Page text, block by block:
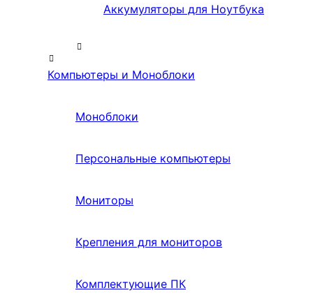
Аккумуляторы для Ноутбука
Компьютеры и Моноблоки
Моноблоки
Персональные компьютеры
Мониторы
Крепления для мониторов
Комплектующие ПК